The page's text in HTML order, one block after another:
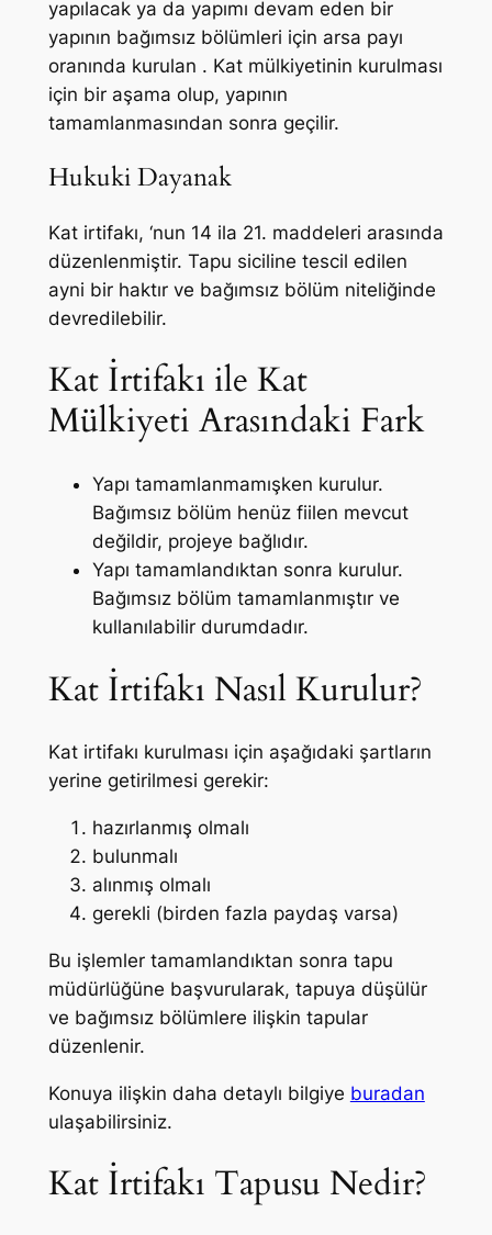
yapılacak ya da yapımı devam eden bir
yapının bağımsız bölümleri için arsa payı
oranında kurulan . Kat mülkiyetinin kurulması
için bir aşama olup, yapının
tamamlanmasından sonra geçilir.
Hukuki Dayanak
Kat irtifakı, ‘nun 14 ila 21. maddeleri arasında
düzenlenmiştir. Tapu siciline tescil edilen
ayni bir haktır ve bağımsız bölüm niteliğinde
devredilebilir.
Kat İrtifakı ile Kat
Mülkiyeti Arasındaki Fark
Yapı tamamlanmamışken kurulur.
Bağımsız bölüm henüz fiilen mevcut
değildir, projeye bağlıdır.
Yapı tamamlandıktan sonra kurulur.
Bağımsız bölüm tamamlanmıştır ve
kullanılabilir durumdadır.
Kat İrtifakı Nasıl Kurulur?
Kat irtifakı kurulması için aşağıdaki şartların
yerine getirilmesi gerekir:
hazırlanmış olmalı
bulunmalı
alınmış olmalı
gerekli (birden fazla paydaş varsa)
Bu işlemler tamamlandıktan sonra tapu
müdürlüğüne başvurularak, tapuya düşülür
ve bağımsız bölümlere ilişkin tapular
düzenlenir.
Konuya ilişkin daha detaylı bilgiye buradan
ulaşabilirsiniz.
Kat İrtifakı Tapusu Nedir?